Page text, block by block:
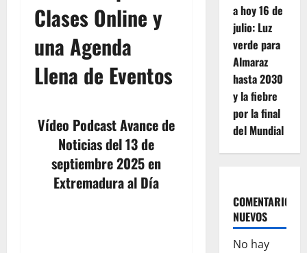
Clases Online y
una Agenda
Llena de Eventos
Vídeo Podcast Avance de
Noticias del 13 de
septiembre 2025 en
Extremadura al Día
a hoy 16 de
julio: Luz
verde para
Almaraz
hasta 2030
y la fiebre
por la final
del Mundial
COMENTARIOS
NUEVOS
No hay